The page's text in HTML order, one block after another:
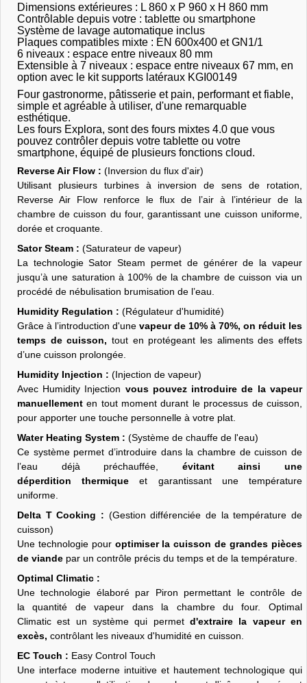
Dimensions extérieures : L 860 x P 960 x H 860 mm
Contrôlable depuis votre : tablette ou smartphone
Système de lavage automatique inclus
Plaques compatibles mixte : EN 600x400 et GN1/1
6 niveaux : espace entre niveaux 80 mm
Extensible à 7 niveaux : espace entre niveaux 67 mm, en
option avec le kit supports latéraux KGI00149
Four gastronorme, pâtisserie et pain, performant et fiable,
simple et agréable à utiliser, d'une remarquable
esthétique.
Les fours Explora, sont des fours mixtes 4.0 que vous
pouvez contrôler depuis votre tablette ou votre
smartphone, équipé de plusieurs fonctions cloud.
Reverse Air Flow : (Inversion du flux d'air)
Utilisant plusieurs turbines à inversion de sens de rotation,
Reverse Air Flow renforce le flux de l’air à l’intérieur de la
chambre de cuisson du four, garantissant une cuisson uniforme,
dorée et croquante.
Sator Steam : (Saturateur de vapeur)
La technologie Sator Steam permet de générer de la vapeur
jusqu’à une saturation à 100% de la chambre de cuisson via un
procédé de nébulisation brumisation de l’eau.
Humidity Regulation : (Régulateur d'humidité)
Grâce à l’introduction d'une vapeur de 10% à 70%, on réduit les
temps de cuisson, tout en protégeant les aliments des effets
d’une cuisson prolongée.
Humidity Injection : (Injection de vapeur)
Avec Humidity Injection vous pouvez introduire de la vapeur
manuellementen tout moment durant le processus de cuisson,
pour apporter une touche personnelle à votre plat.
Water Heating System : (Système de chauffe de l'eau)
Ce système permet d’introduire dans la chambre de cuisson de
l’eau déjà préchauffée, évitant ainsi une
déperdition thermique et garantissant une température
uniforme.
Delta T Cooking : (Gestion différenciée de la température de
cuisson)
Une technologie pour optimiser la cuisson de grandes pièces
de viandepar un contrôle précis du temps et de la température.
Optimal Climatic :
Une technologie élaboré par Piron permettant le contrôle de
la quantité de vapeur dans la chambre du four. Optimal
Climatic est un système qui permet d'extraire la vapeur en
excès, contrôlant les niveaux d'humidité en cuisson.
EC Touch : Easy Control Touch
Une interface moderne intuitive et hautement technologique qui